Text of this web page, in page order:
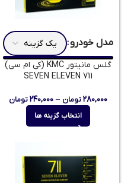
مدل خودرو
گلس مانیتور KMC (کی ام سی)
711 SEVEN ELEVEN
۲۸۰,۰۰۰تومان – ۲۴۰,۰۰۰تومان
انتخاب گزینه ها